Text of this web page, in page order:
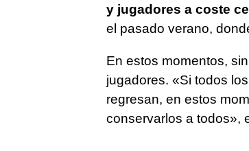
y jugadores a coste
el pasado verano,
En estos momentos,
jugadores. «Si todos
regresan, en estos
conservarlos a todos»,